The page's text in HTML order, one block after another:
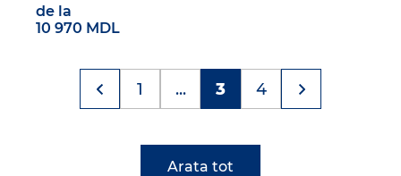
de la
10 970 MDL
1 ... 3 4
Arata tot